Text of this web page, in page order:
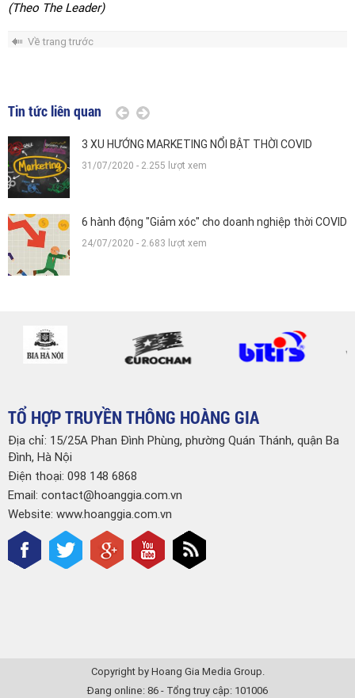
(Theo The Leader)
Về trang trước
Tin tức liên quan
3 XU HƯỚNG MARKETING NỔI BẬT THỜI COVID
31/07/2020 - 2.255 lượt xem
6 hành động "Giảm xóc" cho doanh nghiệp thời COVID
24/07/2020 - 2.683 lượt xem
TỔ HỢP TRUYỀN THÔNG HOÀNG GIA
Địa chỉ: 15/25A Phan Đình Phùng, phường Quán Thánh, quận Ba
Đình, Hà Nội
Điện thoại: 098 148 6868
Email: contact@hoanggia.com.vn
Website: www.hoanggia.com.vn
Copyright by Hoang Gia Media Group.
Đang online: 86 - Tổng truy cập: 101006